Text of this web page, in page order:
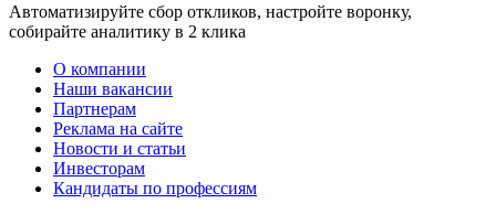
Автоматизируйте сбор откликов, настройте воронку,
собирайте аналитику в 2 клика
О компании
Наши вакансии
Партнерам
Реклама на сайте
Новости и статьи
Инвесторам
Кандидаты по профессиям